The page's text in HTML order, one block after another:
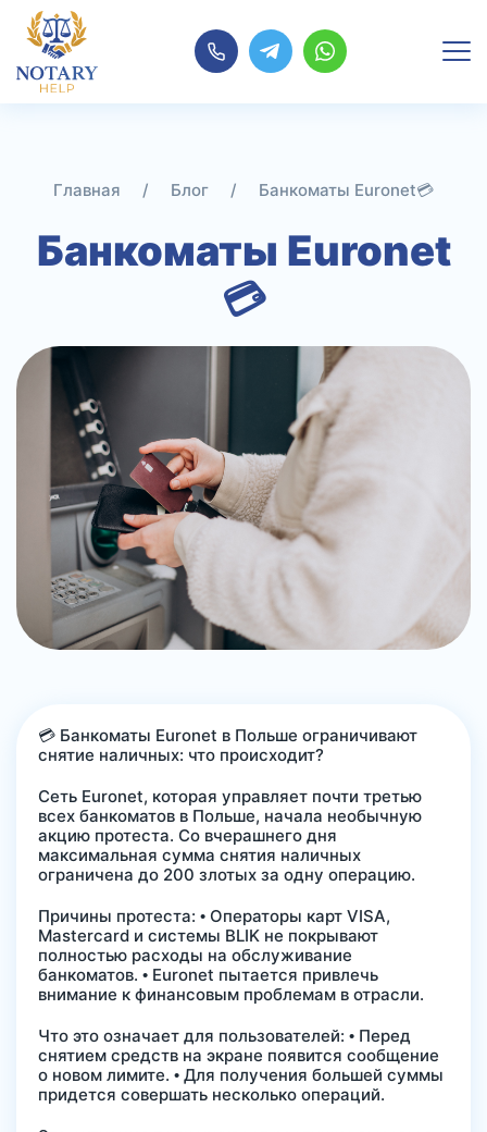
Перейти
содержимому
Главная / Блог / Банкоматы Euronet💳
Банкоматы Euronet
💳
💳 Банкоматы Euronet в Польше ограничивают
снятие наличных: что происходит?
Сеть Euronet, которая управляет почти третью
всех банкоматов в Польше, начала необычную
акцию протеста. Со вчерашнего дня
максимальная сумма снятия наличных
ограничена до 200 злотых за одну операцию.
Причины протеста: • Операторы карт VISA,
Mastercard и системы BLIK не покрывают
полностью расходы на обслуживание
банкоматов. • Euronet пытается привлечь
внимание к финансовым проблемам в отрасли.
Что это означает для пользователей: • Перед
снятием средств на экране появится сообщение
о новом лимите. • Для получения большей суммы
придется совершать несколько операций.